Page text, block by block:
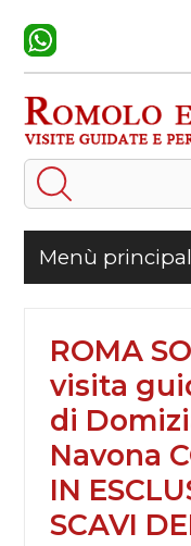
Menù
ROMA
visita
di
Navona
IN
SCAVI